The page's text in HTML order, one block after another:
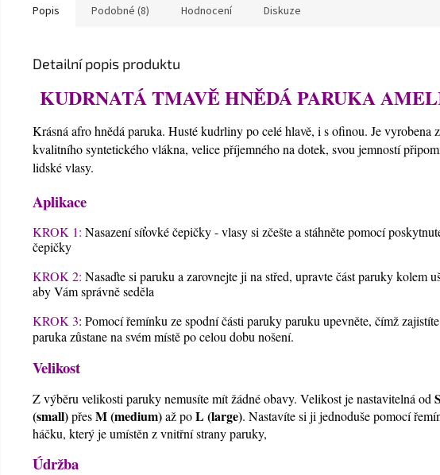
Popis Podobné (8) Hodnocení Diskuze
Detailní popis produktu
KUDRNATÁ TMAVĚ HNĚDÁ PARUKA
Krásná afro hnědá paruka. Husté kudrliny po celé hlavě, i s ofinou. Je vyrobena z
kvalitního syntetického vlákna, velice příjemného na dotek, svou jemností
lidské vlasy.
Aplikace
KROK 1: Nasazení síťovké čepičky - vlasy si zčešte a stáhněte pomocí
čepičky
KROK 2: Nasaďte si paruku a zarovnejte ji na střed, upravte část paruky kolem
aby Vám správně seděla
KROK 3: Pomocí řemínku ze spodní části paruky paruku upevněte, čímž
paruka zůstane na svém místě po celou dobu nošení.
Velikost
Z výběru velikosti paruky nemusíte mít žádné obavy. Velikost je nastavitelná od S
(small)přesM (medium)až poL (large). Nastavíte si ji jednoduše pomocí
háčku, který je umístěn z vnitřní strany paruky,
Údržba